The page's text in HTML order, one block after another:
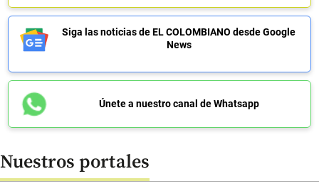
Siga las noticias de EL COLOMBIANO desde Google
News
Únete a nuestro canal de Whatsapp
Nuestros portales